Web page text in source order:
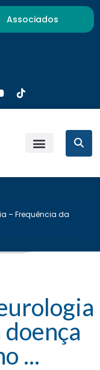
Associados
– Frequência da
...